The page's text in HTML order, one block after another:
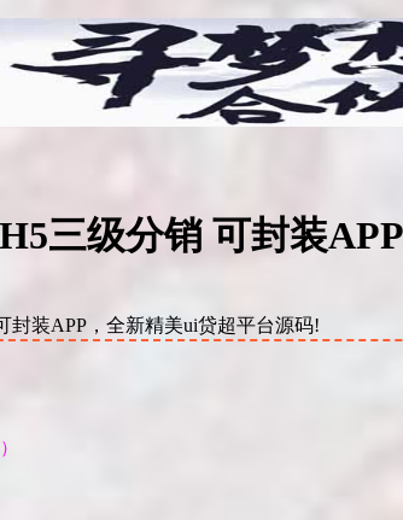
三级分销 可封装APP
装APP，全新精美ui贷超平台源码!